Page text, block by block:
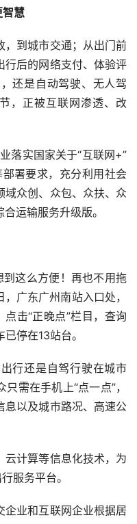
智慧
，到城市交通；从出门前
行后的网络支付、体验评
还是自动驾驶、无人驾
，正被互联网渗透、改
落实国家关于“互联网+”
部署要求，充分利用社会
域众创、众包、众扶、众
运输服务升级版。
到这么方便！再也不用拖
，广东广州南站入口处，
点击“正晚点”栏目，查询
已停在13站台。
行还是自驾行驶在城市
需在手机上“点一点”，
息以及城市路况、高速公
云计算等信息化技术，为
服务平台。
企业和互联网企业根据居